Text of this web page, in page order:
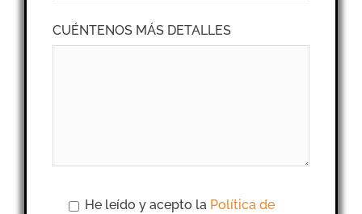
CUÉNTENOS MÁS DETALLES
He leído y acepto la Política de